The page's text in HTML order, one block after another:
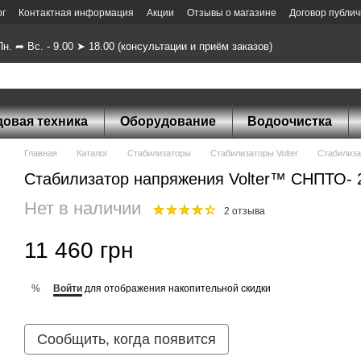
Контактная информация Акции Отзывы о магазине Договор
➦ Вс. - 9.00 ➤ 18.00 (консультации и приём заказов)
техника Оборудование Водоочистка
Главная Каталог Стабилизаторы Стабилизаторы Volter
Стабилизатор напряжения Volter™ СНПТО-
Нет в наличии 2 отзыва
11 460 грн
% Войти для отображения накопительной скидки
Сообщить, когда появится